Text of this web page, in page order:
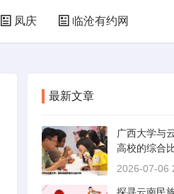
凤庆 临沧有约网
最新文章
广西大学与
高校的综合
2026-07-06